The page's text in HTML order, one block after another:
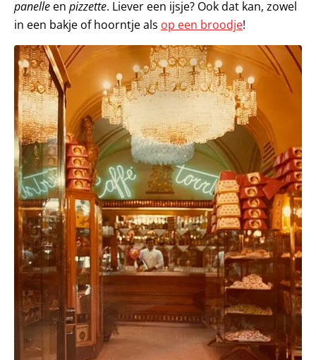
panelle en pizzette. Liever een ijsje? Ook dat kan, zowel
in een bakje of hoorntje als op een broodje!